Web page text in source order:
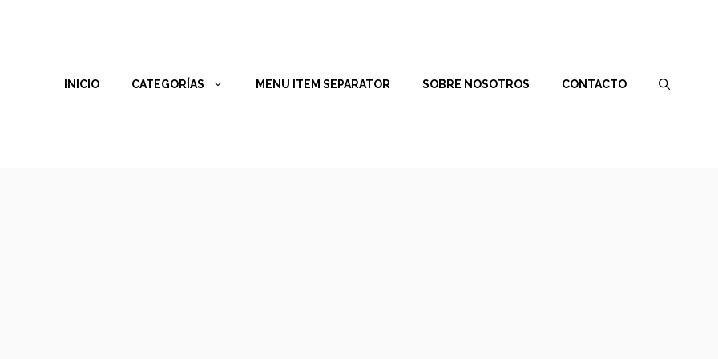
INICIO CATEGORÍAS MENU ITEM SEPARATOR SOBRE NOSOTROS CONTACTO